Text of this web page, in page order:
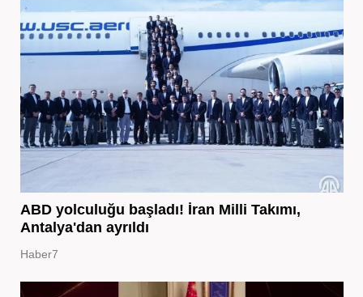
ABD yolculuğu başladı! İran Milli Takımı,
Antalya'dan ayrıldı
Haber7